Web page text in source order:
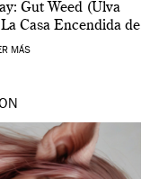
Gut Weed (Ulva
Casa Encendida de
[…]
MÁS